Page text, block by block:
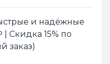
и надёжные
| Скидка 15% по
заказ)